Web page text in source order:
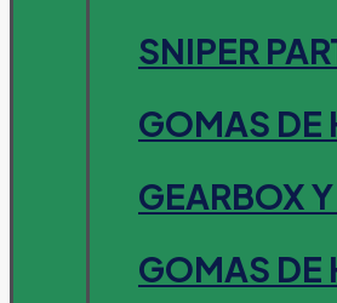
SNIPER
GOMAS DE
GEARBOX
GOMAS DE